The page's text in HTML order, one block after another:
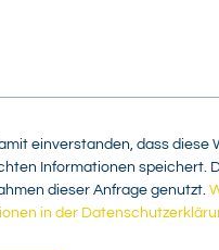
einverstanden, dass diese
Informationen speichert.
dieser Anfrage genutzt.
in der